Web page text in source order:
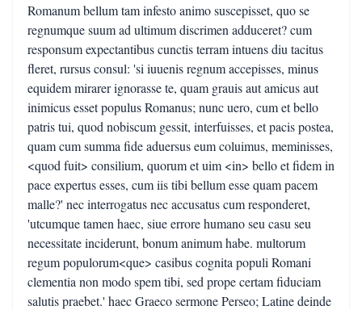
Romanum bellum tam infesto animo suscepisset, quo se
regnumque suum ad ultimum discrimen adduceret? cum
responsum expectantibus cunctis terram intuens diu tacitus
fleret, rursus consul: 'si iuuenis regnum accepisses, minus
equidem mirarer ignorasse te, quam grauis aut amicus aut
inimicus esset populus Romanus; nunc uero, cum et bello
patris tui, quod nobiscum gessit, interfuisses, et pacis postea,
quam cum summa fide aduersus eum coluimus, meminisses,
<quod fuit> consilium, quorum et uim <in> bello et fidem in
pace expertus esses, cum iis tibi bellum esse quam pacem
malle?' nec interrogatus nec accusatus cum responderet,
'utcumque tamen haec, siue errore humano seu casu seu
necessitate inciderunt, bonum animum habe. multorum
regum populorum<que> casibus cognita populi Romani
clementia non modo spem tibi, sed prope certam fiduciam
salutis praebet.' haec Graeco sermone Perseo; Latine deinde